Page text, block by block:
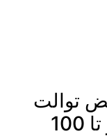
توالت